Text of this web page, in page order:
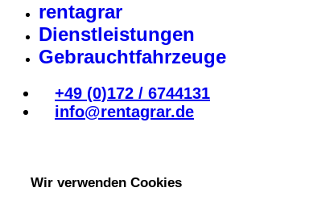
rentagrar
Dienstleistungen
Gebrauchtfahrzeuge
+49 (0)172 / 6744131
info@rentagrar.de
Wir verwenden Cookies